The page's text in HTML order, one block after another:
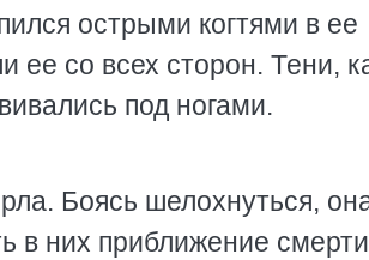
острыми когтями в ее
ее со всех сторон. Тени,
под ногами.
Боясь шелохнуться,
в них приближение